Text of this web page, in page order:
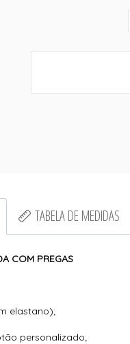
TABELA DE MEDIDAS
COM PREGAS
elastano);
personalizado;